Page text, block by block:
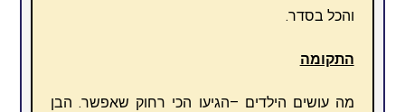
והכל בסדר.
התקומה
מה עושים הילדים –הגיעו הכי רחוק שאפשר. הבן